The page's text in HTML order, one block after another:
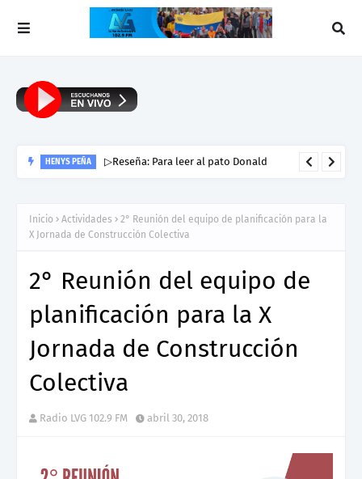
HENYS PEÑA ▷Reseña: Para leer al pato Donald
Inicio Actividades
2° Reunión del equipo de planificación para la
X Jornada de Construcción Colectiva
2° Reunión del equipo de
planificación para la X
Jornada de Construcción
Colectiva
Radio LVG 102.9 FM abril 30, 2018